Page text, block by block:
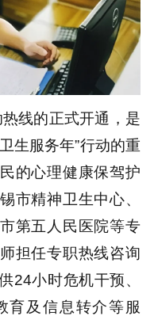
线的正式开通，是
生服务年”行动的重
的心理健康保驾护
市精神卫生中心、
第五人民医院等专
担任专职热线咨询
24小时危机干预、
育及信息转介等服